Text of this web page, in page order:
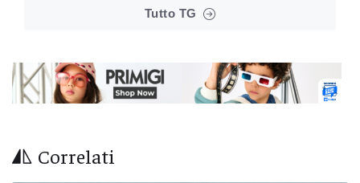
Tutto TG
Correlati